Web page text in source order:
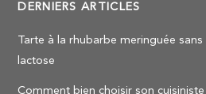
DERNIERS ARTICLES
Tarte à la rhubarbe meringuée
lactose
Comment bien choisir son